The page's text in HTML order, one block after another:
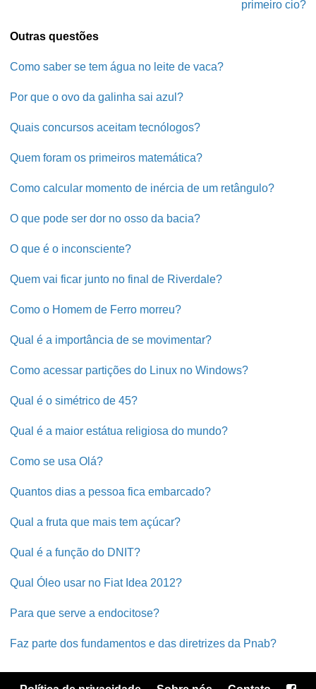
primeiro cio?
Outras questões
Como saber se tem água no leite de vaca?
Por que o ovo da galinha sai azul?
Quais concursos aceitam tecnólogos?
Quem foram os primeiros matemática?
Como calcular momento de inércia de um retângulo?
O que pode ser dor no osso da bacia?
O que é o inconsciente?
Quem vai ficar junto no final de Riverdale?
Como o Homem de Ferro morreu?
Qual é a importância de se movimentar?
Como acessar partições do Linux no Windows?
Qual é o simétrico de 45?
Qual é a maior estátua religiosa do mundo?
Como se usa Olá?
Quantos dias a pessoa fica embarcado?
Qual a fruta que mais tem açúcar?
Qual é a função do DNIT?
Qual Óleo usar no Fiat Idea 2012?
Para que serve a endocitose?
Faz parte dos fundamentos e das diretrizes da Pnab?